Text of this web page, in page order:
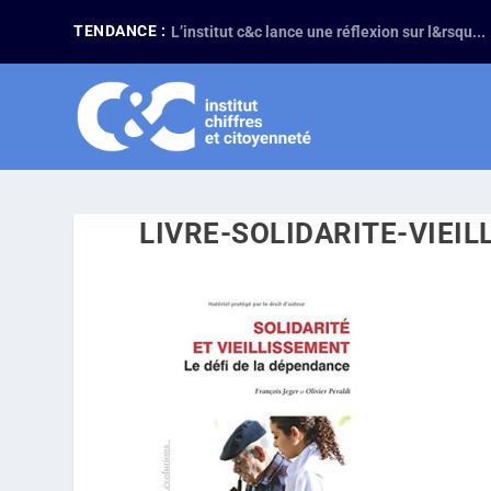
TENDANCE : L’institut c&c lance une réflexion sur l&rsqu...
LIVRE-SOLIDARITE-